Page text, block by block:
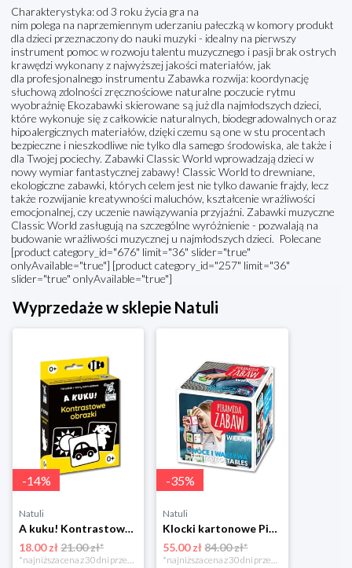
Charakterystyka: od 3 roku życia gra na
nim polega na naprzemiennym uderzaniu pałeczką w komory produkt
dla dzieci przeznaczony do nauki muzyki - idealny na pierwszy
instrument pomoc w rozwoju talentu muzycznego i pasji brak ostrych
krawędzi wykonany z najwyższej jakości materiałów, jak
dla profesjonalnego instrumentu Zabawka rozwija: koordynację
słuchową zdolności zręcznościowe naturalne poczucie rytmu
wyobraźnię Ekozabawki skierowane są już dla najmłodszych dzieci,
które wykonuje się z całkowicie naturalnych, biodegradowalnych oraz
hipoalergicznych materiałów, dzięki czemu są one w stu procentach
bezpieczne i nieszkodliwe nie tylko dla samego środowiska, ale także i
dla Twojej pociechy. Zabawki Classic World wprowadzają dzieci w
nowy wymiar fantastycznej zabawy! Classic World to drewniane,
ekologiczne zabawki, których celem jest nie tylko dawanie frajdy, lecz
także rozwijanie kreatywności maluchów, kształcenie wrażliwości
emocjonalnej, czy uczenie nawiązywania przyjaźni. Zabawki muzyczne
Classic World zasługują na szczególne wyróżnienie - pozwalają na
budowanie wrażliwości muzycznej u najmłodszych dzieci. Polecane
[product category_id="676" limit="36" slider="true"
onlyAvailable="true"] [product category_id="257" limit="36"
slider="true" onlyAvailable="true"]
Wyprzedaże w sklepie Natuli
-14%
Natuli
A kuku! Kontrastowe obrazki. Karty kontrastowe + poradnik 0+ Edgard
18.00 zł21.00 zł*
*najniższa cena z 30 dni przed obniżką
-35%
Natuli
Klocki kartonowe Piramida Zabaw. Owoce i Warzywa Piramida zabaw
55.00 zł 84.00 zł*
*najniższa cena z 30 dni przed obniżką